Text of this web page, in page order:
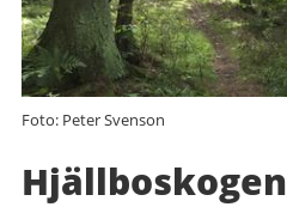
Foto: Peter Svenson
Hjällboskogen